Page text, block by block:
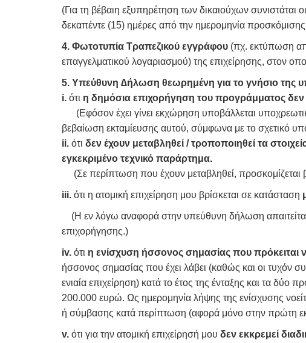
(Για τη βέβαιη εξυπηρέτηση των δικαιούχων συνιστάται
δεκαπέντε (15) ημέρες από την ημερομηνία
4. Φωτοτυπία Τραπεζικού εγγράφου (πχ. εκτύπωση
επαγγελματικού λογαριασμού) της επιχείρησης, στον
5. Υπεύθυνη ∆ήλωση θεωρημένη για το γνήσιο της
i.ότι η δημόσια επιχορήγηση του προγράμματος δεν
(Εφόσον έχει γίνει εκχώρηση υποβάλλεται
βεβαίωση εκταμίευσης αυτού, σύμφωνα με το σχετικό
ii.ότι δεν έχουν μεταβληθεί / τροποποιηθεί τα
εγκεκριμένο τεχνικό παράρτημα.
(Σε περίπτωση που έχουν μεταβληθεί,
iii.ότι η ατομική επιχείρηση μου βρίσκεται σε κατάσταση
(Η εν λόγω αναφορά στην υπεύθυνη δήλωση
επιχορήγησης.)
iv.ότι η ενίσχυση ήσσονος σημασίας που πρόκειται
ήσσονος σημασίας που έχει λάβει (καθώς και οι τυχόν
ενιαία επιχείρηση) κατά το έτος της ένταξης και τα δύο
200.000 ευρώ. Ως ημερομηνία λήψης της ενίσχυσης
ή σύμβασης κατά περίπτωση (αφορά μόνο στην πρώτη
v.ότι για την ατομική επιχείρησή μου δεν εκκρεμεί